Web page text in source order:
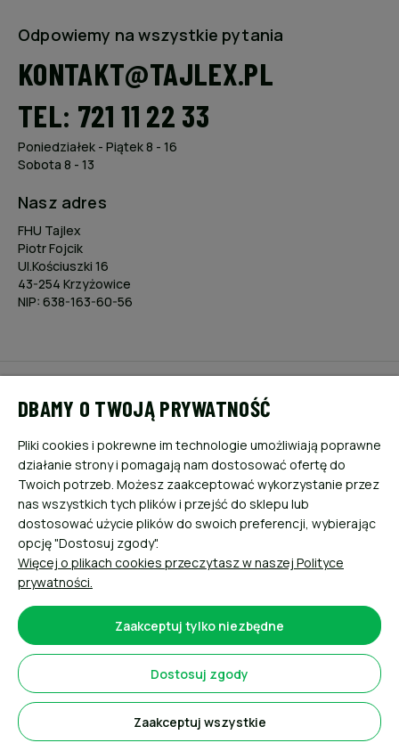
Odpowiemy na wszystkie pytania
KONTAKT@TAJLEX.PL
TEL: 721 11 22 33
Poniedziałek - Piątek 8 - 16
Sobota 8 - 13
Nasz adres
FHU Tajlex
Piotr Fojcik
Ul.Kościuszki 16
43-254 Krzyżowice
NIP: 638-163-60-56
PŁATNOŚCI I DOSTAWA
INFORMACJE
O NAS
Pokaż pełną wersję strony
DBAMY O TWOJĄ PRYWATNOŚĆ
Pliki cookies i pokrewne im technologie umożliwiają poprawne
działanie strony i pomagają nam dostosować ofertę do
Twoich potrzeb. Możesz zaakceptować wykorzystanie przez
nas wszystkich tych plików i przejść do sklepu lub
dostosować użycie plików do swoich preferencji, wybierając
opcję "Dostosuj zgody".
Więcej o plikach cookies przeczytasz w naszej Polityce
prywatności.
Zaakceptuj tylko niezbędne
Dostosuj zgody
Zaakceptuj wszystkie